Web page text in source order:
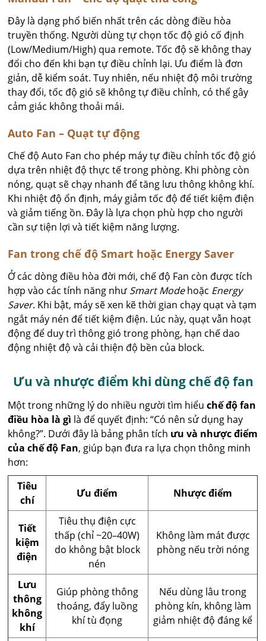
Đây là dạng phổ biến nhất trên các dòng điều hòa
truyền thống. Người dùng tự chọn tốc độ gió cố định
(Low/Medium/High) qua remote. Tốc độ sẽ không thay
đổi cho đến khi bạn tự điều chỉnh lại. Ưu điểm là đơn
giản, dễ kiểm soát. Tuy nhiên, nếu nhiệt độ môi trường
thay đổi, tốc độ gió sẽ không tự điều chỉnh, có thể gây
cảm giác không thoải mái.
Auto Fan – Quạt tự động
Chế độ Auto Fan cho phép máy tự điều chỉnh tốc độ gió
dựa trên nhiệt độ thực tế trong phòng. Khi phòng còn
nóng, quạt sẽ chạy nhanh để tăng lưu thông không khí.
Khi nhiệt độ ổn định, máy giảm tốc độ để tiết kiệm điện
và giảm tiếng ồn. Đây là lựa chọn phù hợp cho người
cần sự tiện lợi và tiết kiệm năng lượng.
Fan trong chế độ Smart hoặc Energy Saver
Ở các dòng điều hòa đời mới, chế độ Fan còn được tích
hợp vào các tính năng như Smart Modehoặc Energy
Saver. Khi bật, máy sẽ xen kẽ thời gian chạy quạt và tạm
ngắt máy nén để tiết kiệm điện. Lúc này, quạt vẫn hoạt
động để duy trì thông gió trong phòng, hạn chế dao
động nhiệt độ và cải thiện độ bền của block.
Ưu và nhược điểm khi dùng chế độ fan
Một trong những lý do nhiều người tìm hiểuchế độ fan
điều hòa là gì là để quyết định: “Có nên sử dụng hay
không?”. Dưới đây là bảng phân tích ưu và nhược điểm
của chế độ Fan, giúp bạn đưa ra lựa chọn thông minh
hơn:
Tiêu
chí
Ưu điểm Nhược điểm
Tiết
kiệm
điện
Tiêu thụ điện cực
thấp (chỉ ~20–40W)
do không bật block
nén
Không làm mát được
phòng nếu trời nóng
Lưu
thông
không
khí
Giúp phòng thông
thoáng, đẩy luồng
khí tù đọng
Nếu dùng lâu trong
phòng kín, không làm
giảm nhiệt độ đáng kể